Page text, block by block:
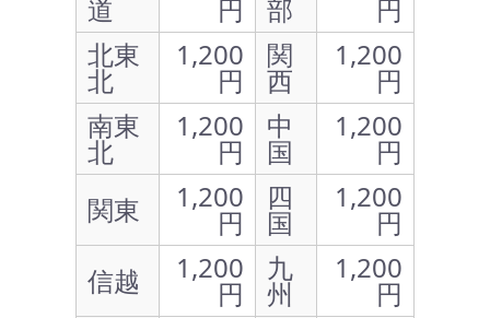
道 円 部
円
北東
北
1,200
円
関
西
1,200
円
南東
北
1,200
円
中
国
1,200
円
関東
1,200
円
四
国
1,200
円
信越
1,200
円
九
州
1,200
円